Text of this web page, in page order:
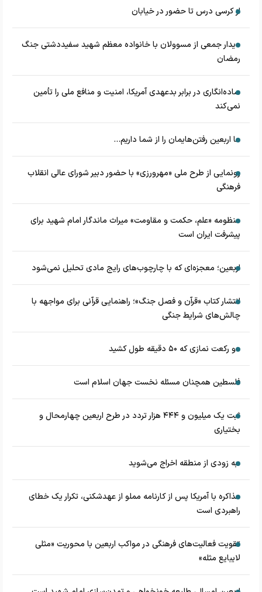
از کرسی درس تا حضور در خیابان
دیدار جمعی از مسوولان با خانواده معظم شهید سفیددشتی جنگ
رمضان
ساده‌انگاری در برابر بدعهدی آمریکا، امنیت و منافع ملی را تأمین
نمی‌کند
ما اربعین رفتن‌هایمان را از شما داریم...
رونمایی از طرح ملی «مهرورزی» با حضور دبیر شورای عالی انقلاب
فرهنگی
منظومه «علم، حکمت و مقاومت» میراث ماندگار امام شهید برای
پیشرفت ایران است
اربعین؛ معجزه‌ای که با چارچوب‌های رایج مادی تحلیل نمی‌شود
انتشار کتاب «قرآن و فصل جنگ»؛ راهنمایی قرآنی برای مواجهه با
چالش‌های شرایط جنگی
دو رکعت نمازی که ۵۰ دقیقه طول کشید
فلسطین همچنان مسئله نخست جهان اسلام است
ثبت یک میلیون و ۴۴۴ هزار تردد در طرح اربعین چهارمحال و
بختیاری
به زودی از منطقه اخراج می‌شوید
مذاکره با آمریکا پس از کارنامه مملو از عهدشکنی، تکرار یک خطای
راهبردی است
تقویت فعالیت‌های فرهنگی در مواکب اربعین با محوریت «مثلی
لایبایع مثله»